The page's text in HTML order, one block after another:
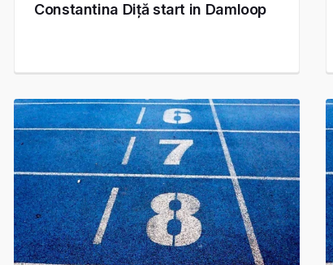
Constantina Diță start in Damloop